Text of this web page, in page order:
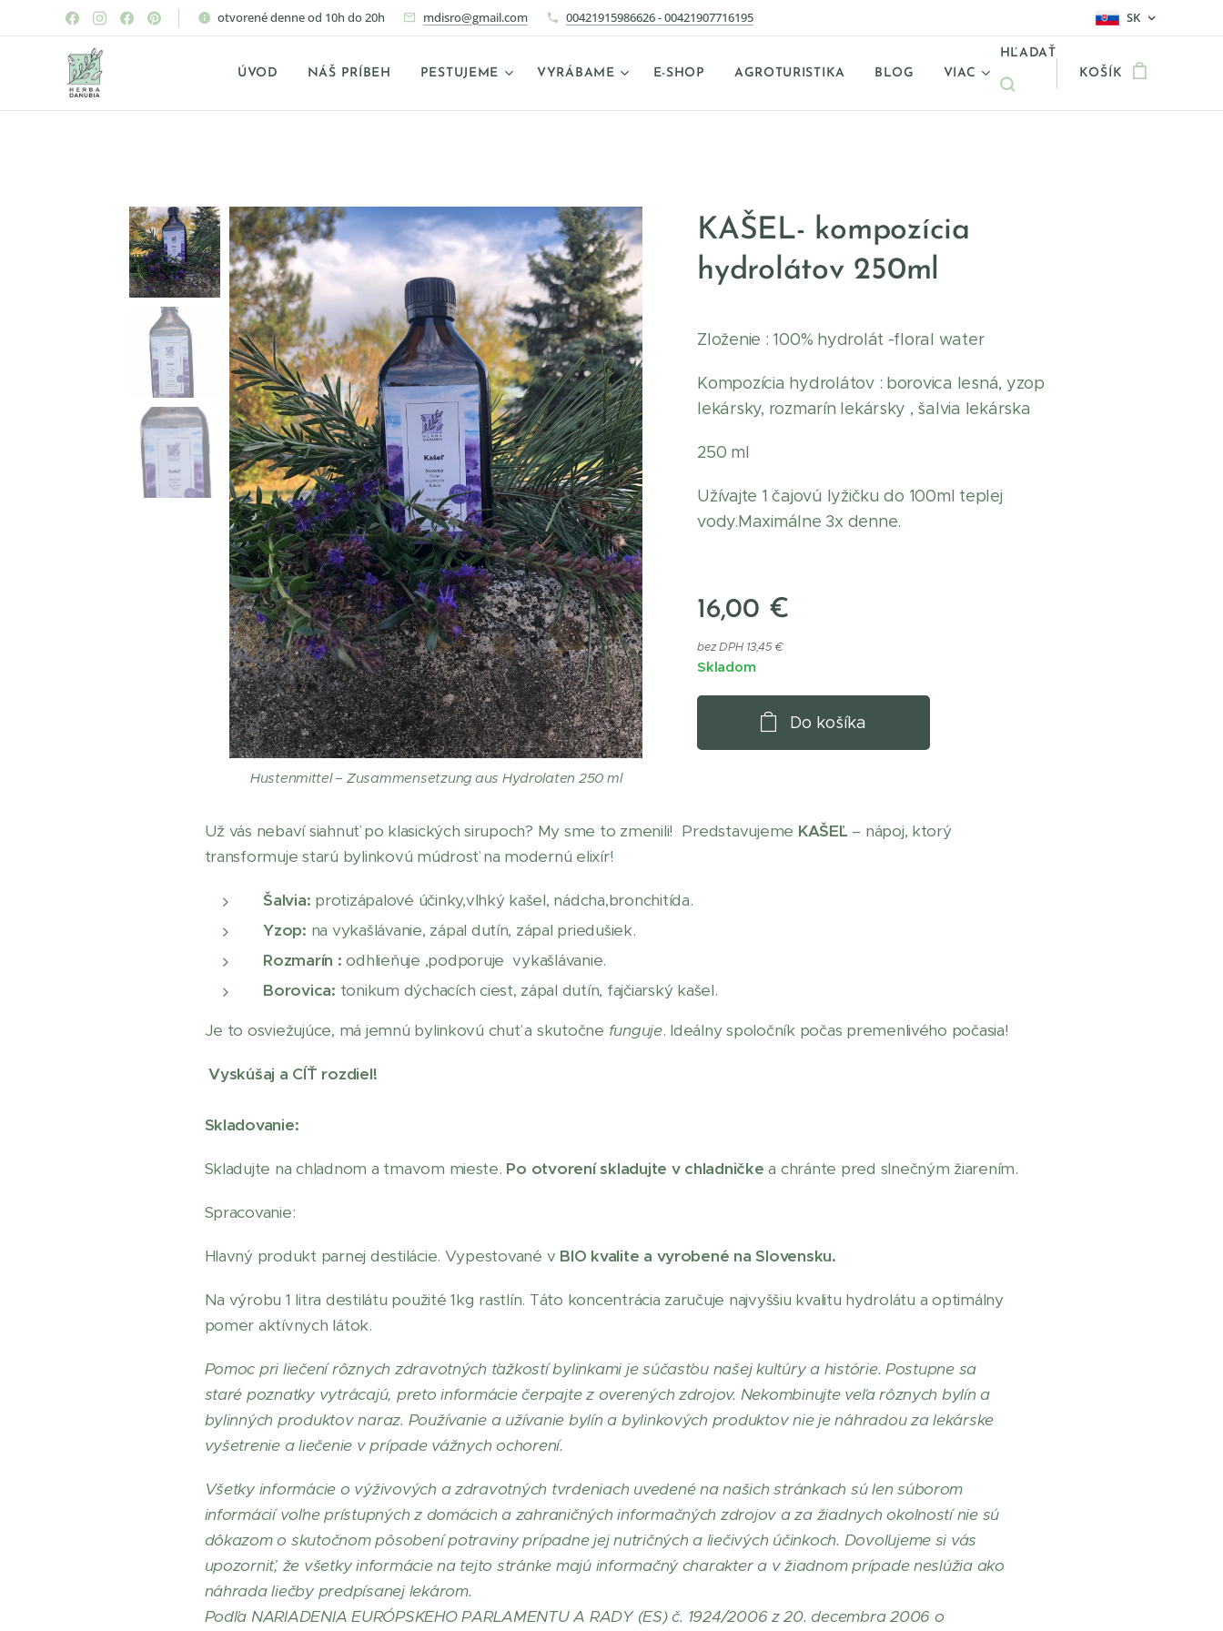
otvorené denne od 10h do 20h mdisro@gmail.com 00421915986626 - 00421907716195 SK
ÚVOD NÁŠ PRÍBEH PESTUJEME VYRÁBAME E-SHOP AGROTURISTIKA BLOG VIAC
HĽADAŤ
KOŠÍK
KAŠEL- kompozícia
hydrolátov 250ml
Hustenmittel – Zusammensetzung aus Hydrolaten 250 ml
Zloženie : 100% hydrolát -floral water
Kompozícia hydrolátov : borovica lesná, yzop
lekársky, rozmarín lekársky , šalvia lekárska
250 ml
Užívajte 1 čajovú lyžičku do 100ml teplej
vody.Maximálne 3x denne.
16,00 €
bez DPH 13,45 €
Skladom
Do košíka
Už vás nebaví siahnuť po klasických sirupoch? My sme to zmenili! Predstavujeme KAŠEĽ – nápoj, ktorý
transformuje starú bylinkovú múdrosť na modernú elixír!
Šalvia: protizápalové účinky,vlhký kašel, nádcha,bronchitída.
Yzop: na vykašlávanie, zápal dutín, zápal priedušiek.
Rozmarín :odhlieňuje ,podporuje vykašlávanie.
Borovica: tonikum dýchacích ciest, zápal dutín, fajčiarský kašel.
Je to osviežujúce, má jemnú bylinkovú chuť a skutočne funguje. Ideálny spoločník počas premenlivého počasia!
Vyskúšaj a CÍŤ rozdiel!
Skladovanie:
Skladujte na chladnom a tmavom mieste. Po otvorení skladujte v chladničke a chránte pred slnečným žiarením.
Spracovanie:
Hlavný produkt parnej destilácie. Vypestované v BIO kvalite a vyrobené na Slovensku.
Na výrobu 1 litra destilátu použité 1kg rastlín. Táto koncentrácia zaručuje najvyššiu kvalitu hydrolátu a optimálny
pomer aktívnych látok.
Pomoc pri liečení rôznych zdravotných ťažkostí bylinkami je súčasťou našej kultúry a histórie. Postupne sa
staré poznatky vytrácajú, preto informácie čerpajte z overených zdrojov. Nekombinujte veľa rôznych bylín a
bylinných produktov naraz. Používanie a užívanie bylín a bylinkových produktov nie je náhradou za lekárske
vyšetrenie a liečenie v prípade vážnych ochorení.
Všetky informácie o výživových a zdravotných tvrdeniach uvedené na našich stránkach sú len súborom
informácií voľne prístupných z domácich a zahraničných informačných zdrojov a za žiadnych okolností nie sú
dôkazom o skutočnom pôsobení potraviny prípadne jej nutričných a liečivých účinkoch. Dovoľujeme si vás
upozorniť, že všetky informácie na tejto stránke majú informačný charakter a v žiadnom prípade neslúžia ako
náhrada liečby predpísanej lekárom.
Podľa NARIADENIA EURÓPSKEHO PARLAMENTU A RADY (ES) č. 1924/2006 z 20. decembra 2006 o